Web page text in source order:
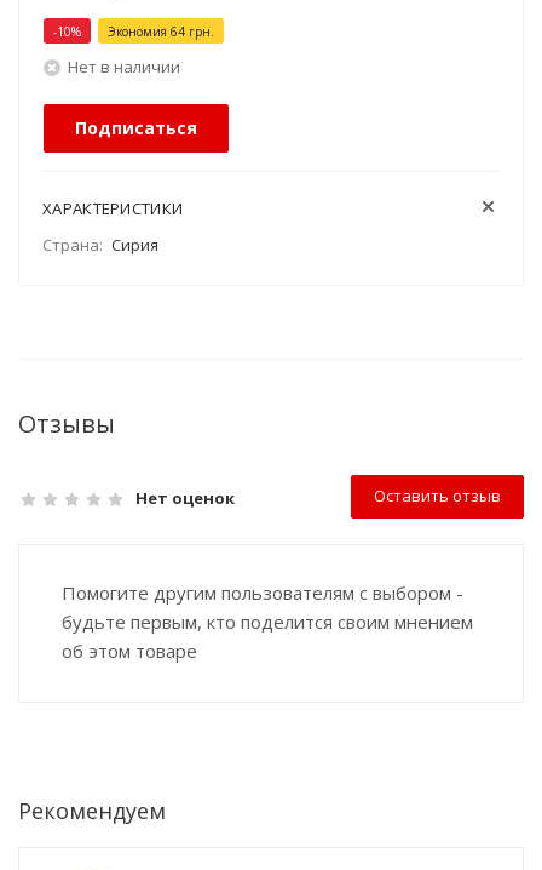
-10% Экономия 64 грн.
Нет в наличии
Подписаться
ХАРАКТЕРИСТИКИ
Страна: Сирия
Отзывы
Нет оценок Оставить отзыв
Помогите другим пользователям с выбором -
будьте первым, кто поделится своим мнением
об этом товаре
Рекомендуем